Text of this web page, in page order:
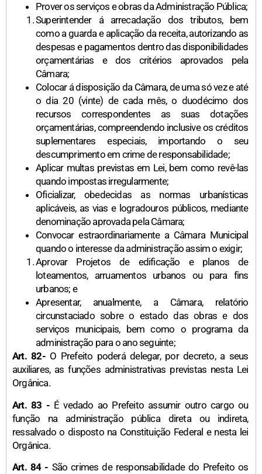
Prover os serviços e obras da Administração Pública;
Superintender á arrecadação dos tributos, bem
como a guarda e aplicação da receita, autorizando as
despesas e pagamentos dentro das disponibilidades
orçamentárias e dos critérios aprovados pela
Câmara;
Colocar á disposição da Câmara, de uma só vez e até
o dia 20 (vinte) de cada mês, o duodécimo dos
recursos correspondentes as suas dotações
orçamentárias, compreendendo inclusive os créditos
suplementares especiais, importando o seu
descumprimento em crime de responsabilidade;
Aplicar multas previstas em Lei, bem como revê-las
quando impostas irregularmente;
Oficializar, obedecidas as normas urbanísticas
aplicáveis, as vias e logradouros públicos, mediante
denominação aprovada pela Câmara;
Convocar estraordinariamente a Câmara Municipal
quando o interesse da administração assim o exigir;
Aprovar Projetos de edificação e planos de
loteamentos, arruamentos urbanos ou para fins
urbanos; e
Apresentar, anualmente, a Câmara, relatório
circunstaciado sobre o estado das obras e dos
serviços municipais, bem como o programa da
administração para o ano seguinte;
Art. 82-O Prefeito poderá delegar, por decreto, a seus
auxiliares, as funções administrativas previstas nesta Lei
Orgânica.
Art. 83 -É vedado ao Prefeito assumir outro cargo ou
função na administração pública direta ou indireta,
ressalvado o disposto na Constituição Federal e nesta lei
Orgânica.
Art. 84 - São crimes de responsabilidade do Prefeito os